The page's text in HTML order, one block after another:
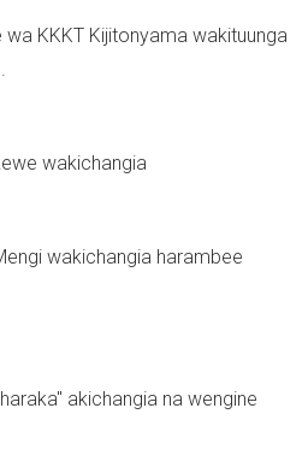
KKKT Kijitonyama wakituunga
wakichangia
wakichangia harambee
akichangia na wengine